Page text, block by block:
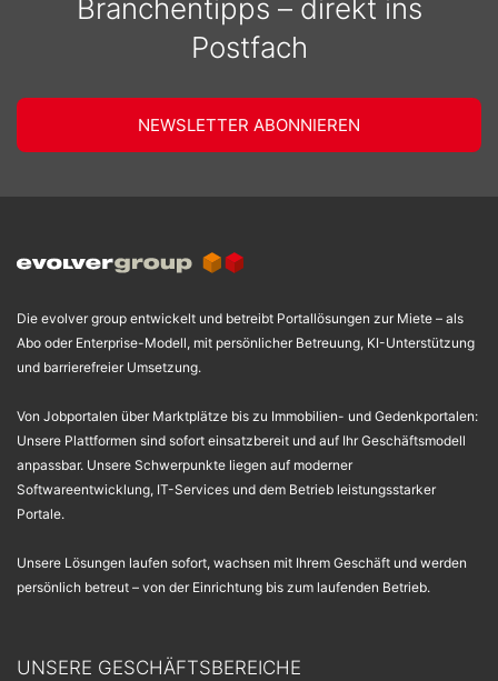
Branchentipps – direkt ins
Postfach
NEWSLETTER ABONNIEREN
Die evolver group entwickelt und betreibt Portallösungen zur Miete – als
Abo oder Enterprise-Modell, mit persönlicher Betreuung, KI-Unterstützung
und barrierefreier Umsetzung.
Von Jobportalen über Marktplätze bis zu Immobilien- und Gedenkportalen:
Unsere Plattformen sind sofort einsatzbereit und auf Ihr Geschäftsmodell
anpassbar. Unsere Schwerpunkte liegen auf moderner
Softwareentwicklung, IT-Services und dem Betrieb leistungsstarker
Portale.
Unsere Lösungen laufen sofort, wachsen mit Ihrem Geschäft und werden
persönlich betreut – von der Einrichtung bis zum laufenden Betrieb.
UNSERE GESCHÄFTSBEREICHE